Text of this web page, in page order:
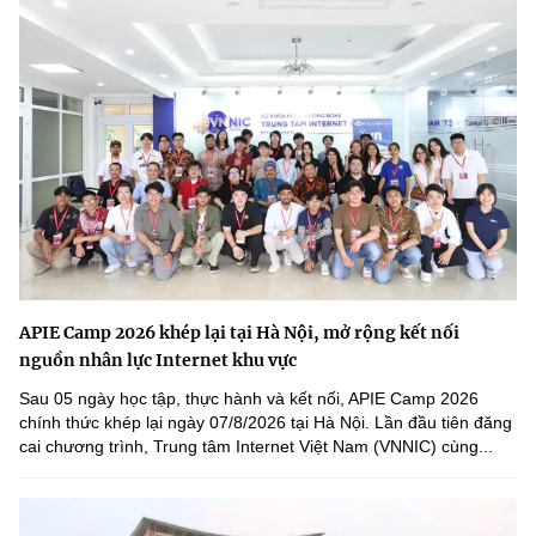
APIE Camp 2026 khép lại tại Hà Nội, mở rộng kết nối
nguồn nhân lực Internet khu vực
Sau 05 ngày học tập, thực hành và kết nối, APIE Camp 2026
chính thức khép lại ngày 07/8/2026 tại Hà Nội. Lần đầu tiên đăng
cai chương trình, Trung tâm Internet Việt Nam (VNNIC) cùng...